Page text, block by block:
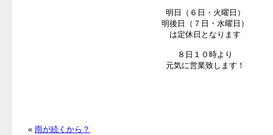
明日（６日・火曜日）
明後日（７日・水曜日）
は定休日となります
８日１０時より
元気に営業致します！
« 雨が続くから？